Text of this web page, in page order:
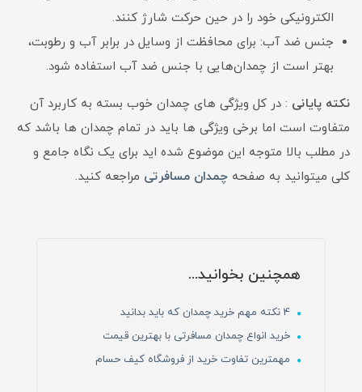
الکترونیکی خود را در حین حرکت شارژ کنند.
جنس ضد آب: برای محافظت از وسایل در برابر آب و رطوبت،
بهتر است از چمدان‌هایی با جنس ضد آب استفاده شود.
نکته پایانی : در کل ویژگی های چمدان خوب بسته به کاربرد آن
متفاوت است اما برخی ویژگی ها باید در تمام چمدان ها باشد که
در مطلب بالا متوجه این موضوع شده اید برای یک نگاه جامع و
کلی میتوانید به صفحه چمدان مسافرتی مراجعه کنید.
همچنین بخوانید...
خرید انواع چمدان مسافرتی با بهترین قیمت
مهمترین تفاوت خرید از فروشگاه کیف حسام